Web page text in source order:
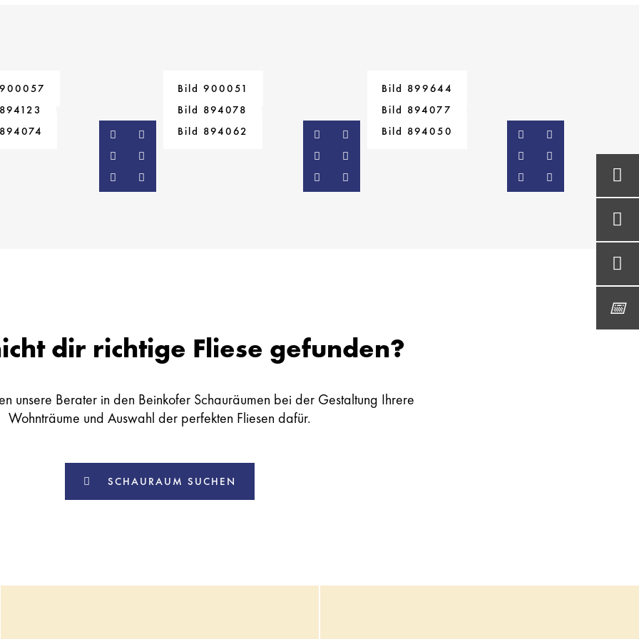
Bild 900051
Bild 899644
Bild 894078
Bild 894077
Bild 894062 Bild 894050
dir richtige Fliese gefunden?
unsere Berater in den Beinkofer Schauräumen bei der Gestaltung Ihrere
Wohnträume und Auswahl der perfekten Fliesen dafür.
SCHAURAUM SUCHEN